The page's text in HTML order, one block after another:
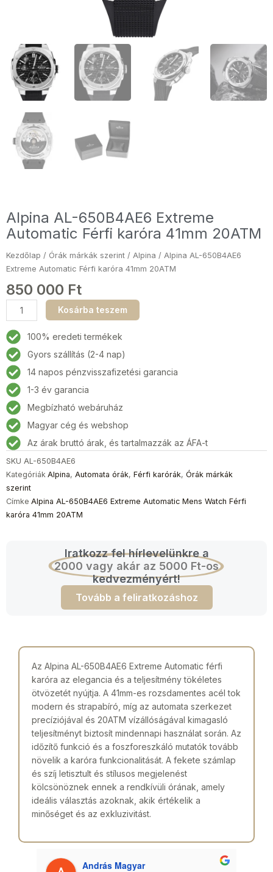
Alpina AL-650B4AE6 Extreme
Automatic Férfi karóra 41mm 20ATM
Kezdőlap / Órák márkák szerint / Alpina / Alpina AL-650B4AE6
Extreme Automatic Férfi karóra 41mm 20ATM
850 000 Ft
Alpina
AL-
650B4AE6
Extreme
Automatic
Férfi
karóra
41mm
20ATM
mennyiség
Kosárba teszem
100% eredeti termékek
Gyors szállítás (2-4 nap)
14 napos pénzvisszafizetési garancia
1-3 év garancia
Megbízható webáruház
Magyar cég és webshop
Az árak bruttó árak, és tartalmazzák az ÁFA-t
SKU AL-650B4AE6
Kategóriák Alpina, Automata órák, Férfi karórák, Órák márkák
szerint
Címke Alpina AL-650B4AE6 Extreme Automatic Mens Watch Férfi
karóra 41mm 20ATM
Iratkozz fel hírlevelünkre a
2000 vagy akár az 5000 Ft-os
kedvezményért!
Tovább a feliratkozáshoz
Az Alpina AL-650B4AE6 Extreme Automatic férfi
karóra az elegancia és a teljesítmény tökéletes
ötvözetét nyújtja. A 41mm-es rozsdamentes acél tok
modern és strapabíró, míg az automata szerkezet
precíziójával és 20ATM vízállóságával kimagasló
teljesítményt biztosít mindennapi használat során. Az
időzítő funkció és a foszforeszkáló mutatók tovább
növelik a karóra funkcionalitását. A fekete számlap
és szíj letisztult és stílusos megjelenést
kölcsönöznek ennek a rendkívüli órának, amely
ideális választás azoknak, akik értékelik a
minőséget és az exkluzivitást.
András Magyar